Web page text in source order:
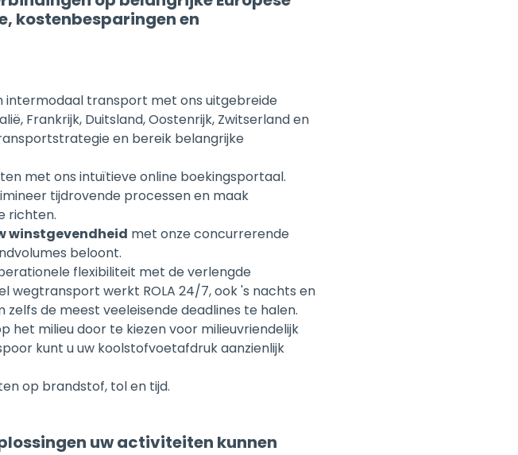
en bereik belangrijke
met ons intuïtieve online boekingsportaal.
tijdrovende processen en maak
richten.
winstgevendheidmet onze concurrerende
beloont.
flexibiliteit met de verlengde
werkt ROLA 24/7, ook 's nachts en
de meest veeleisende deadlines te halen.
het milieu door te kiezen voor milieuvriendelijk
kunt u uw koolstofvoetafdruk aanzienlijk
op brandstof, tol en tijd.